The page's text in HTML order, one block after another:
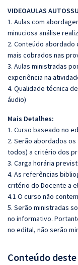
VIDEOAULAS
1. Aulas com
minuciosa análise
2. Conteúdo
mais cobrados nas
3. Aulas ministradas
experiência na
4. Qualidade técnica
áudio)
Mais Detalhes:
1. Curso baseado no
2. Serão abordados
todos) a critério dos
3. Carga horária
4. As referências
critério do Docente a
4.1 O curso não
5. Serão ministradas
no informativo.
no edital, não serão
Conteúdo